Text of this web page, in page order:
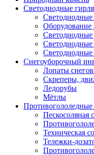
Светодиодные
Оборудование
Светодиодные
Снегоуборочный
Лопаты
Скреперы,
Ледорубы
Мётлы
Противогололедные
Пескосоляная
Техническая
Тележки-